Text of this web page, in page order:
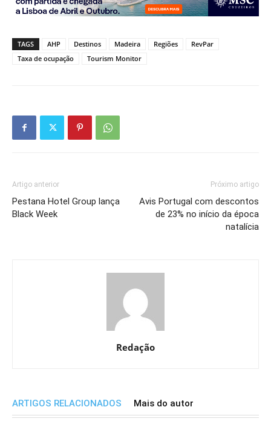
TAGS AHP Destinos Madeira Regiões
RevPar
Taxa de ocupação
Tourism Monitor
Artigo anterior
Pestana Hotel Group lança
Black Week
Próximo artigo
Avis Portugal com descontos
de 23% no início da época
natalícia
Redação
ARTIGOS RELACIONADOS Mais do autor